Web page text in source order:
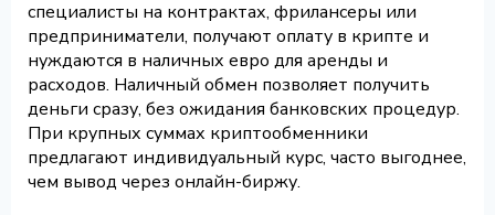
специалисты на контрактах, фрилансеры или
предприниматели, получают оплату в крипте и
нуждаются в наличных евро для аренды и
расходов. Наличный обмен позволяет получить
деньги сразу, без ожидания банковских процедур.
При крупных суммах криптообменники
предлагают индивидуальный курс, часто выгоднее,
чем вывод через онлайн-биржу.